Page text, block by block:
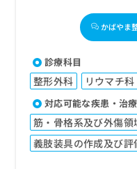
かばやま
診療科目
整形外科 リウマチ科
対応可能な疾患・治療
筋・骨格系及び外傷領
義肢装具の作成及び評